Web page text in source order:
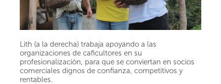
Lith (a la derecha) trabaja apoyando a las
organizaciones de caficultores en su
profesionalización, para que se conviertan en socios
comerciales dignos de confianza, competitivos y
rentables.